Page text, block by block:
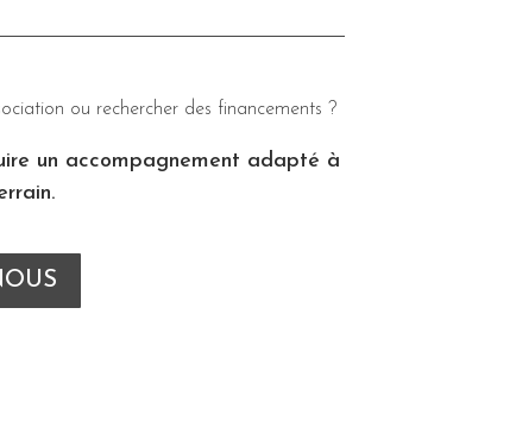
ou rechercher des financements ?
un accompagnement adapté à